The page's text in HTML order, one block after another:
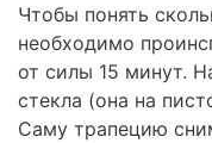
Чтобы понять
необходимо
от силы 15 минут.
стекла (она на
Саму трапецию